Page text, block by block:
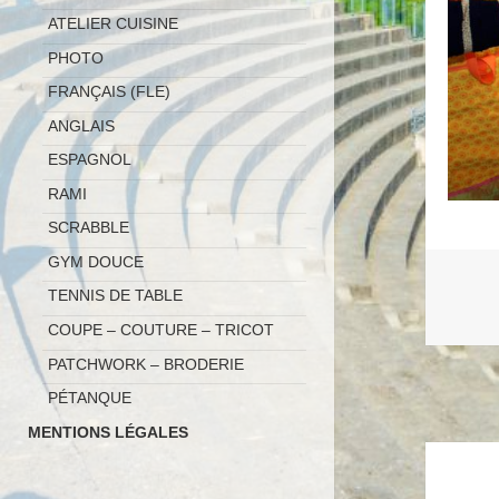
ATELIER CUISINE
PHOTO
FRANÇAIS (FLE)
ANGLAIS
ESPAGNOL
RAMI
SCRABBLE
GYM DOUCE
TENNIS DE TABLE
COUPE – COUTURE – TRICOT
PATCHWORK – BRODERIE
PÉTANQUE
MENTIONS LÉGALES